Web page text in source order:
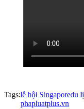
Tags:lễ hội Singaporedu
phapluatplus.vn